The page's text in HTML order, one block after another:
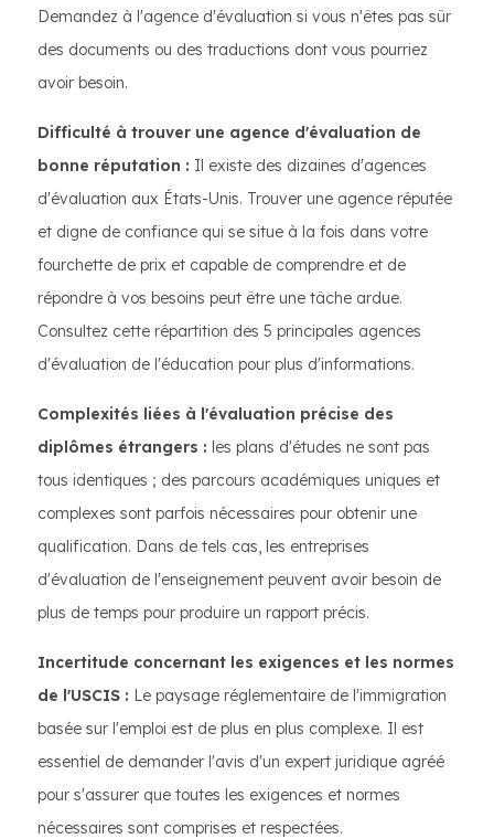
Demandez à l'agence d'évaluation si vous n'êtes pas sûr
des documents ou des traductions dont vous pourriez
avoir besoin.
Difficulté à trouver une agence d'évaluation de
bonne réputation : Il existe des dizaines d'agences
d'évaluation aux États-Unis. Trouver une agence réputée
et digne de confiance qui se situe à la fois dans votre
fourchette de prix et capable de comprendre et de
répondre à vos besoins peut être une tâche ardue.
Consultez cette répartition des 5 principales agences
d'évaluation de l'éducation pour plus d'informations.
Complexités liées à l'évaluation précise des
diplômes étrangers : les plans d'études ne sont pas
tous identiques ; des parcours académiques uniques et
complexes sont parfois nécessaires pour obtenir une
qualification. Dans de tels cas, les entreprises
d'évaluation de l'enseignement peuvent avoir besoin de
plus de temps pour produire un rapport précis.
Incertitude concernant les exigences et les normes
de l'USCIS : Le paysage réglementaire de l'immigration
basée sur l'emploi est de plus en plus complexe. Il est
essentiel de demander l'avis d'un expert juridique agréé
pour s'assurer que toutes les exigences et normes
nécessaires sont comprises et respectées.